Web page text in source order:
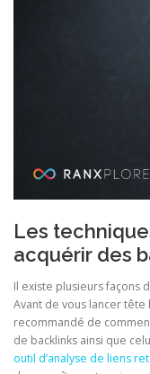
Les
acquérir des
Il existe plusieurs façons
Avant de vous lancer tête
recommandé de
de backlinks ainsi que
outil d’analyse de liens